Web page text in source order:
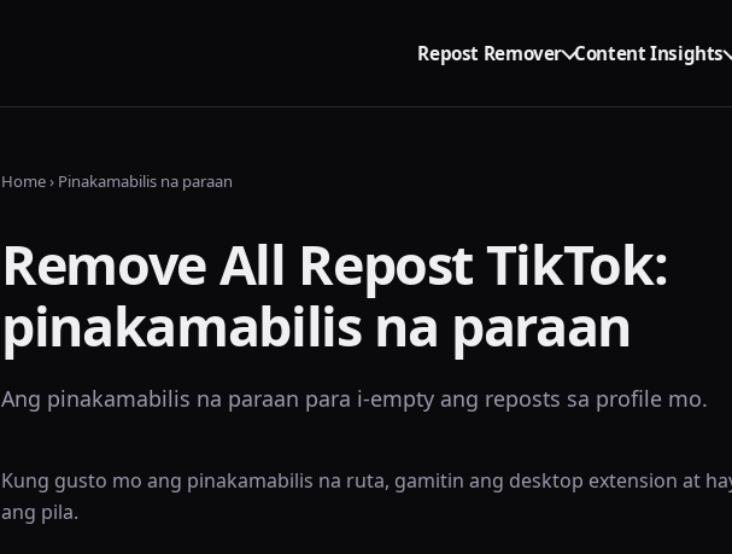
Repost Remover Content Insights
Home› Pinakamabilis na paraan
Remove All Repost TikTok:
pinakamabilis na paraan
Ang pinakamabilis na paraan para i-empty ang reposts sa profile mo.
Kung gusto mo ang pinakamabilis na ruta, gamitin ang desktop extension at
ang pila.